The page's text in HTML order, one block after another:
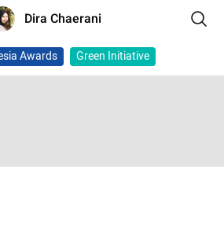
Dira Chaerani
Awards Green Initiative